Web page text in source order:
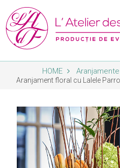
Album
HOME
Aranjament floral cu Lalele